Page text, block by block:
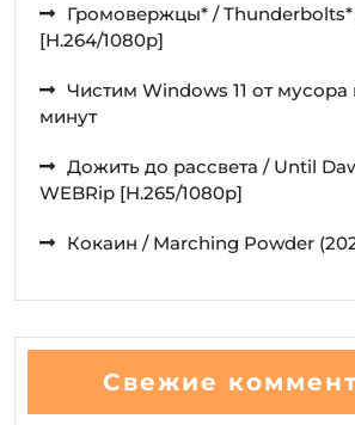
Громовержцы* / Thunderbolts*
[H.264/1080p]
Чистим Windows 11 от мусора
минут
Дожить до рассвета / Until
WEBRip [H.265/1080p]
Кокаин / Marching Powder
Свежие